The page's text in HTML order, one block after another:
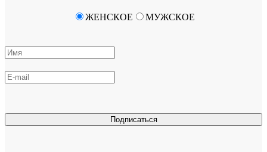
Подписаться
ЖЕНСКОЕ МУЖСКОЕ